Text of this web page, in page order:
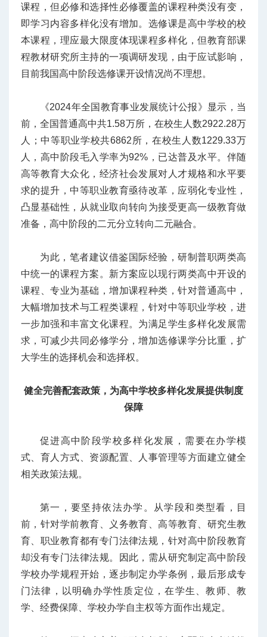
课程，但必修和选择性必修覆盖的课程种类没有变，
即学习内容多样化没有增加。选修课是高中学校的校
本课程，理应最大限度体现课程多样化，但教育部课
程教材研究所主持的一项调研发现，由于应试影响，
目前我国高中阶段选修课开设情况尚不理想。
《2024年全国教育事业发展统计公报》显示，当
前，全国普通高中共1.58万所，在校生人数2922.28万
人；中等职业学校共6862所，在校生人数1229.33万
人，高中阶段毛入学率为92%，已达普及水平。伴随
高等教育大众化，经济社会发展对人才规格和水平要
求的提升，中等职业教育亟待改革，应弱化专业性，
凸显基础性，从就业取向转向为接受更高一级教育做
准备，高中阶段的二元分立转向二元融合。
为此，笔者建议借鉴国际经验，研制普职两类高
中统一的课程方案。新方案应以现行两类高中开设的
课程、专业为基础，增加课程种类，针对普通高中，
大幅增加技术与工程类课程，针对中等职业学校，进
一步加强和丰富文化课程。为满足学生多样化发展需
求，可减少共同必修学分，增加选修课学分比重，扩
大学生的选择机会和选择权。
健全完善配套政策，为高中学校多样化发展提供制度
保障
促进高中阶段学校多样化发展，需要在办学模
式、育人方式、资源配置、人事管理等方面建立健全
相关政策法规。
第一，要坚持依法办学。从学段和类型看，目
前，针对学前教育、义务教育、高等教育、研究生教
育、职业教育都有专门法律法规，针对高中阶段教育
却没有专门法律法规。因此，需从研究制定高中阶段
学校办学规程开始，逐步制定办学条例，最后形成专
门法律，以明确办学性质定位，在学生、教师、教
学、经费保障、学校办学自主权等方面作出规定。